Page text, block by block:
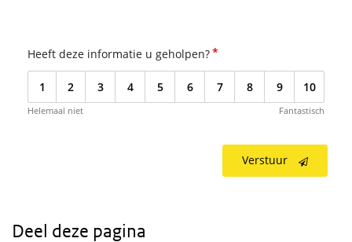
Heeft deze informatie u geholpen?*
1 2 3 4 5 6 7 8 9 10
Helemaal niet Fantastisch
Verstuur
Deel deze pagina